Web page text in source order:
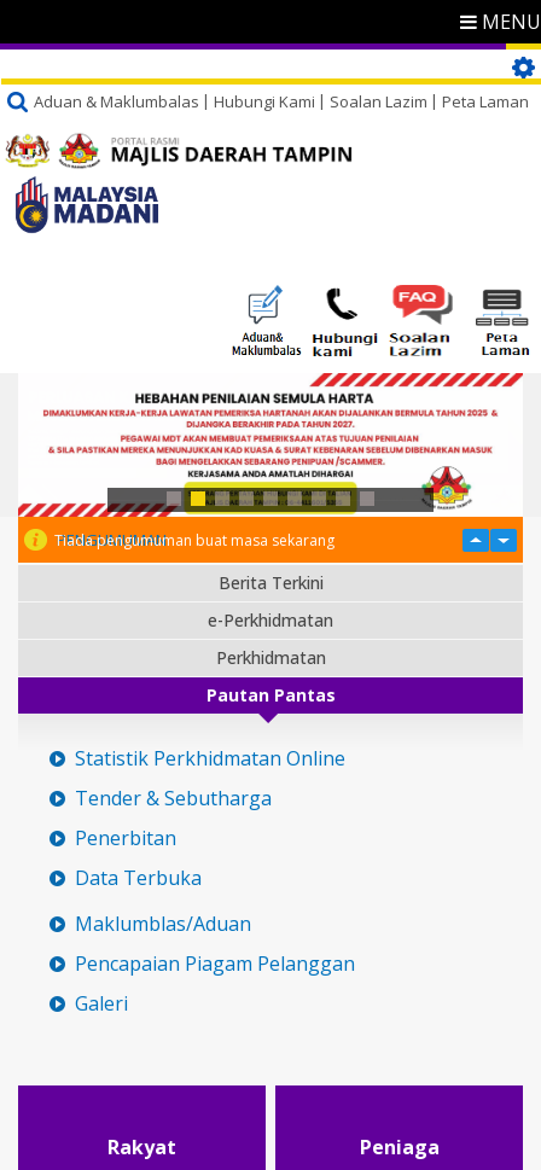
MENU
Aduan & Maklumbalas Hubungi Kami Soalan Lazim Peta Laman
PENGUMUMAN
Tiada pengumuman buat masa sekarang
Berita Terkini
e-Perkhidmatan
Perkhidmatan
Pautan Pantas
Statistik Perkhidmatan Online
Tender & Sebutharga
Penerbitan
Data Terbuka
Maklumblas/Aduan
Pencapaian Piagam Pelanggan
Galeri
Rakyat Peniaga